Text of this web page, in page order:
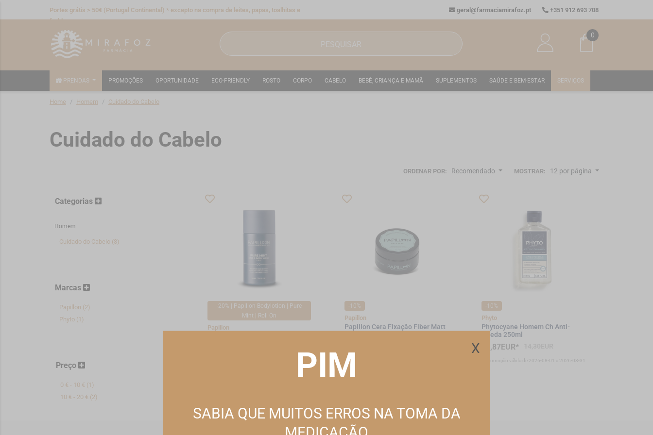
Portes grátis > 50€ (Portugal Continental) * excepto na compra de leites, papas, toalhitas e
fraldas
geral@farmaciamirafoz.pt +351 912 693 708
0
PRENDAS PROMOÇÕES OPORTUNIDADE ECO-FRIENDLY ROSTO CORPO CABELO BEBÉ, CRIANÇA E MAMÃ SUPLEMENTOS SAÚDE E BEM-ESTAR SERVIÇOS
Home Homem Cuidado do Cabelo
Cuidado do Cabelo
Categorias
Homem
Cuidado do Cabelo (3)
Marcas
Papillon (2)
Phyto (1)
Preço
0 € - 10 € (1)
10 € - 20 € (2)
ORDENAR POR: Recomendado MOSTRAR: 12 por página
-20% | Papillon Bodylotion | Pure
Mint | Roll On
Papillon
-10%
Papillon
Papillon Cera Fixação Fiber Matt
*Promoção válida de 2026-08-01 a 2026-08-31
-10%
Phyto
Phytocyane Homem Ch Anti-
Queda 250ml
12,87EUR*
*Promoção válida de 2026-08-01 a 2026-08-31
ESTE WEBSITE UTILIZA COOKIES
REJEITAR TODOS OS NÃO ESSENCIAIS
X
PIM
SABIA QUE MUITOS ERROS NA TOMA DA